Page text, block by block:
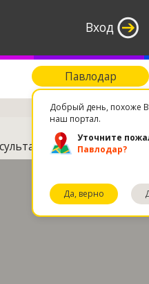
Вход
Павлодар
Добрый день, похоже
наш портал.
Уточните
Павлодар?
Да, верно
Поиск